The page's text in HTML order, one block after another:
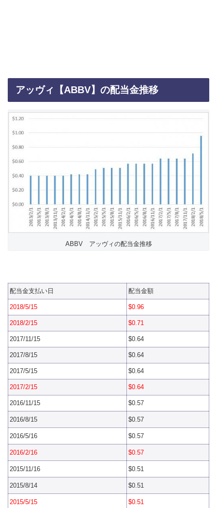
アッヴィ【ABBV】の配当金推移
ABBV アッヴィの配当金推移
配当金支払い日 配当金額
2018/5/15 $0.96
2018/2/15 $0.71
2017/11/15 $0.64
2017/8/15 $0.64
2017/5/15 $0.64
2017/2/15 $0.64
2016/11/15 $0.57
2016/8/15 $0.57
2016/5/16 $0.57
2016/2/16 $0.57
2015/11/16 $0.51
2015/8/14 $0.51
2015/5/15 $0.51